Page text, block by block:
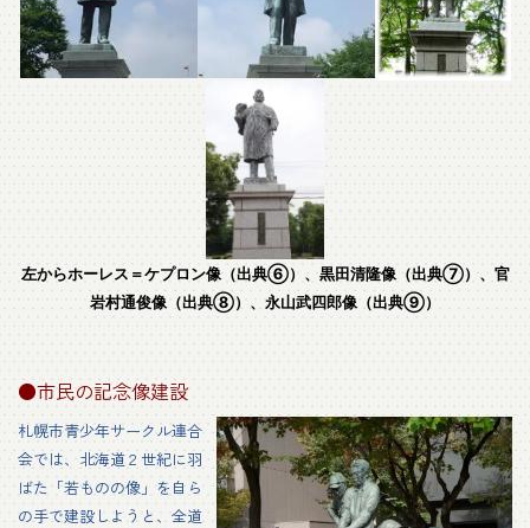
左からホーレス＝ケプロン像（出典⑥）、黒田清隆像（出典⑦）、官
岩村通俊像（出典⑧）、永山武四郎像（出典⑨）
●市民の記念像建設
札幌市青少年サークル連合
会では、北海道２世紀に羽
ばた「若ものの像」を自ら
の手で建設しようと、全道